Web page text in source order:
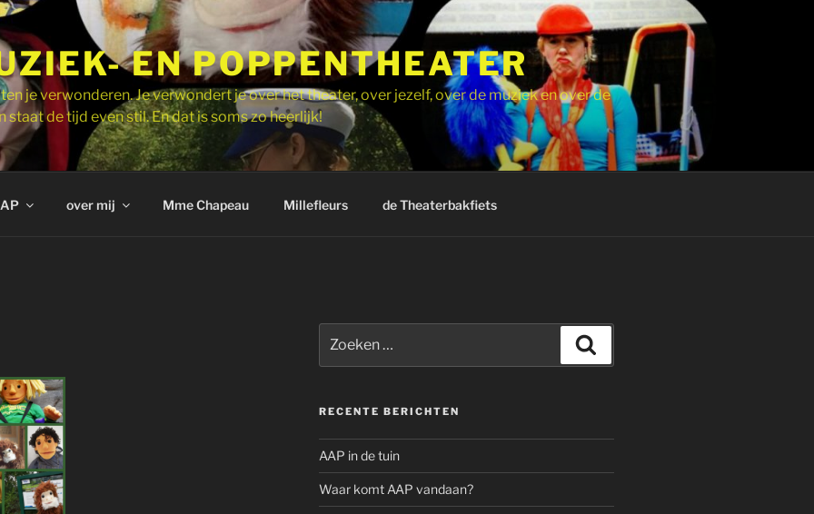
EN POPPENTHEATER
je verwonderen. Je verwondert je over het theater, over jezelf, over de muziek en over de
de tijd even stil. En dat is soms zo heerlijk!
over mij Mme Chapeau Millefleurs de Theaterbakfiets
naar:
RECENTE BERICHTEN
AAP in de tuin
Waar komt AAP vandaan?